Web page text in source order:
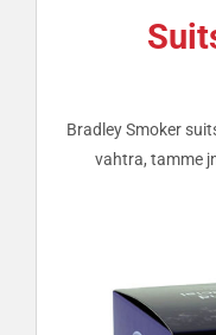
Bradley Smoker
vahtra, tamme